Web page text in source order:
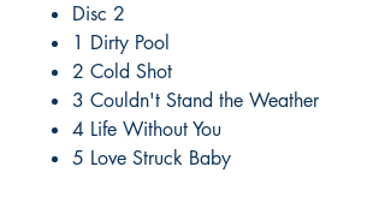
Disc 2
1 Dirty Pool
2 Cold Shot
3 Couldn't Stand the Weather
4 Life Without You
5 Love Struck Baby